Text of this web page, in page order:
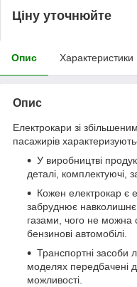
Ціну уточнюйте
Опис Характеристики
Опис
Електрокари зі
пасажирів
У виробництві
деталі, комплектуючі,
Кожен електрокар є
забруднює
газами, чого не можна
бензинові автомобілі.
Транспортні засоби
моделях передбачені
можливості.